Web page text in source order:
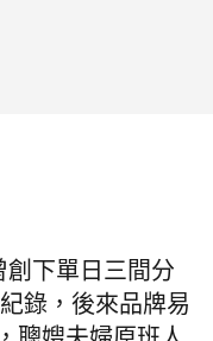
創下單日三間分
錄，後來品牌易